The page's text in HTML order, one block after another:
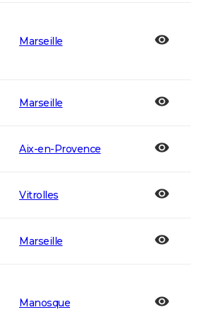
Marseille
Marseille
Aix-en-Provence
Vitrolles
Marseille
Manosque